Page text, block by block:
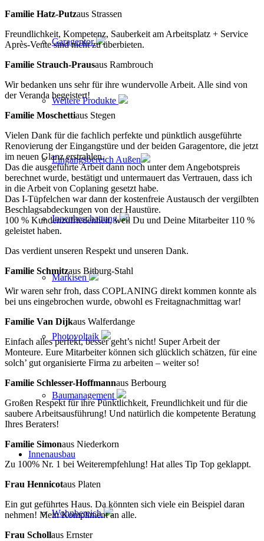
Garagentor
Weitere Produkte
Eingangsbereich Außen
Innenbeschattung
Markisen
Photovoltaik
Baumanagement
Innenausbau
Wohnbereich
Familie Hatz-Putzaus Strassen
Freundlichkeit, Kompetenz, Sauberkeit am Arbeitsplatz + Service
Après-Vente sind nicht zu überbieten.
Familie Strauch-Prausaus Rambrouch
Wir bedanken uns sehr für ihre wundervolle Arbeit. Alle sind von
der Veranda begeistert!
Familie Moschettiaus Stegen
Vielen Dank für die fachlich perfekte und pünktlich ausgeführte
Renovierung der Eingangstüre und der beiden Garagentore, die jetzt
im neuen Glanz erstrahlen.
Das die ausgeführte Arbeit dann noch unter dem Angebotspreis
berechnet wurde, bestätigt und untermauert das Vertrauen, dass ich
in die Arbeit von Coplaning gesetzt habe.
Das I-Tüpfelchen war dann der kostenfreie Austausch der vergilbten
Beschlagsabdeckungen von der Haustüre.
100 % Kundenzufriedenheit, weil Du und Deine Mitarbeiter 110 %
geleistet haben.
Das verdient unseren Respekt und unseren Dank.
Familie Schmitzaus Bitburg-Stahl
Wir waren sehr froh, dass COPLANING direkt kommen konnte als
bei uns eingebrochen wurde, obwohl es Freitagnachmittag war!
Familie Van Dijkaus Walferdange
Einfach alles perfekt, besser geht’s nicht! Super Arbeit der
Monteure. Eure Mitarbeiter können sich glücklich schätzen, für eine
solch’ gut organisierte Firma zu arbeiten – weiter so!
Familie Schlesser-Hoffmannaus Berbourg
Großen Respekt für ihre Pünktlichkeit, Freundlichkeit und für die
saubere Arbeitsausführung! Und natürlich die kompetente Beratung
Ihres Beraters!
Familie Simonaus Niederkorn
Zu 100% Nr. 1 bei Weiterempfehlung! Hat alles Tip Top geklappt.
Frau Hennicotaus Platen
Ein gut geführtes Haus. Da könnten sich viele ein Beispiel daran
nehmen! Mein Kompliment an alle.
Frau Schollaus Ernster